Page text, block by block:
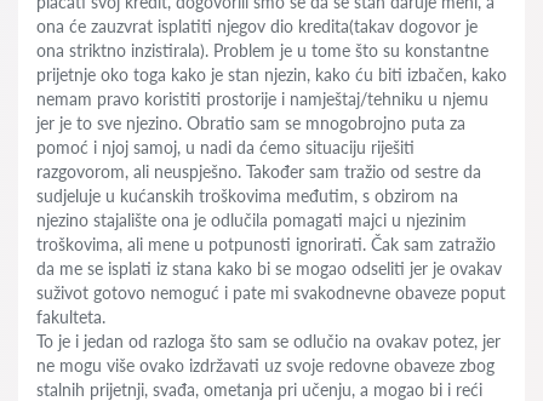
ona će zauzvrat isplatiti njegov dio kredita(takav dogovor je
ona striktno inzistirala). Problem je u tome što su konstantne
prijetnje oko toga kako je stan njezin, kako ću biti izbačen, kako
nemam pravo koristiti prostorije i namještaj/tehniku u njemu
jer je to sve njezino. Obratio sam se mnogobrojno puta za
pomoć i njoj samoj, u nadi da ćemo situaciju riješiti
razgovorom, ali neuspješno. Također sam tražio od sestre da
sudjeluje u kućanskih troškovima međutim, s obzirom na
njezino stajalište ona je odlučila pomagati majci u njezinim
troškovima, ali mene u potpunosti ignorirati. Čak sam zatražio
da me se isplati iz stana kako bi se mogao odseliti jer je ovakav
suživot gotovo nemoguć i pate mi svakodnevne obaveze poput
fakulteta.
To je i jedan od razloga što sam se odlučio na ovakav potez, jer
ne mogu više ovako izdržavati uz svoje redovne obaveze zbog
stalnih prijetnji, svađa, ometanja pri učenju, a mogao bi i reći